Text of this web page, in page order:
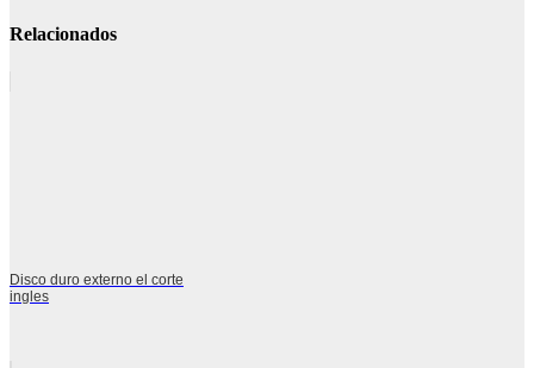
Relacionados
Disco duro externo el corte
ingles